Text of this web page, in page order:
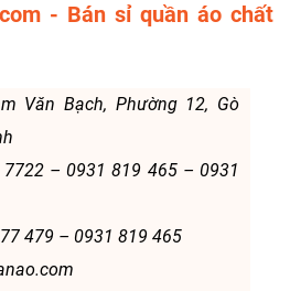
- Bán sỉ quần áo chất
Văn Bạch, Phường 12, Gò
– 0931 819 465 – 0931
479 – 0931 819 465